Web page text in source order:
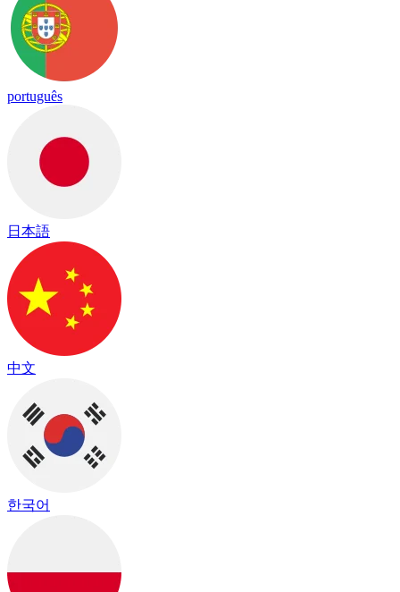
português
日本語
中文
한국어